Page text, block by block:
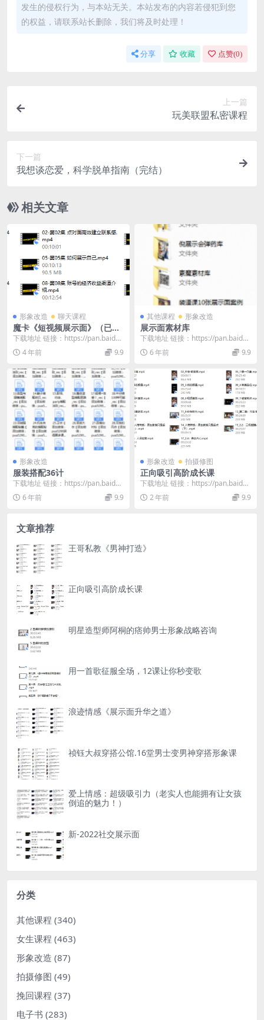
发生的侵权行为，与本站无关。本站发布的内容若侵犯到您
的权益，请联系站长删除，我们将及时处理！
分享 收藏 点赞(0)
上一篇
玩美联盟私密课程
下一篇
我想谈恋爱，科学脱单指南（完结）
相关文章
形象改造 聊天课程
魔卡《短视频展示面》（已完
更）
下载地址 链接：https://pan.baidu.
com/s/1uLnvRob...
4 年前 9.9
其他课程 形象改造
展示面素材库
下载地址 链接：https://pan.baidu.
com/s/1BCOfPJr...
6 年前 9.9
形象改造
服装搭配36计
下载地址 链接：https://pan.baidu.
com/s/1HtGU-q9...
6 年前 9.9
形象改造 拍摄修图
正向吸引高阶成长课
下载地址 链接：https://pan.baidu.
com/s/12S3mymU...
2 年前 9.9
文章推荐
王哥私教《男神打造》
正向吸引高阶成长课
明星造型师阿桐的痞帅男士形象战略咨询
用一首歌征服全场，12课让你秒变歌
浪迹情感《展示面升华之道》
祯钰大叔穿搭公馆.16堂男士变男神穿搭形象课
爱上情感：超级吸引力（老实人也能拥有让女孩
倒追的魅力！）
新-2022社交展示面
分类
其他课程 (340)
女生课程 (463)
形象改造 (87)
拍摄修图 (49)
挽回课程 (37)
电子书 (283)